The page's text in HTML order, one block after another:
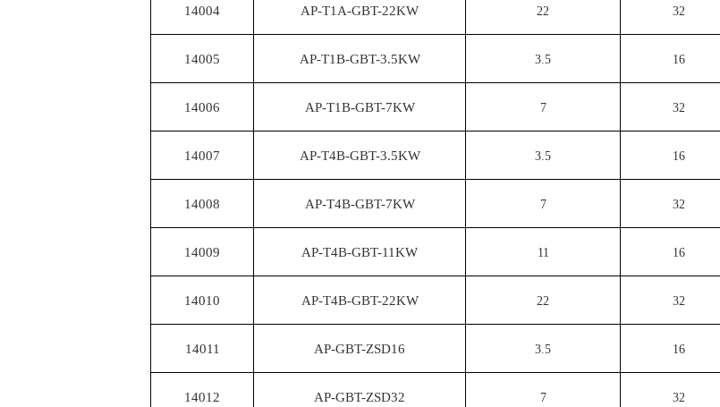
14004 AP-T1A-GBT-22KW 22 32
14005 AP-T1B-GBT-3.5KW 3.5 16
14006
AP-T1B-GBT-7KW 7 32
14007 AP-T4B-GBT-3.5KW 3.5 16
14008 AP-T4B-GBT-7KW 7 32
14009 AP-T4B-GBT-11KW 11 16
14010 AP-T4B-GBT-22KW 22 32
14011 AP-GBT-ZSD16 3.5 16
14012
AP-GBT-ZSD32 7 32